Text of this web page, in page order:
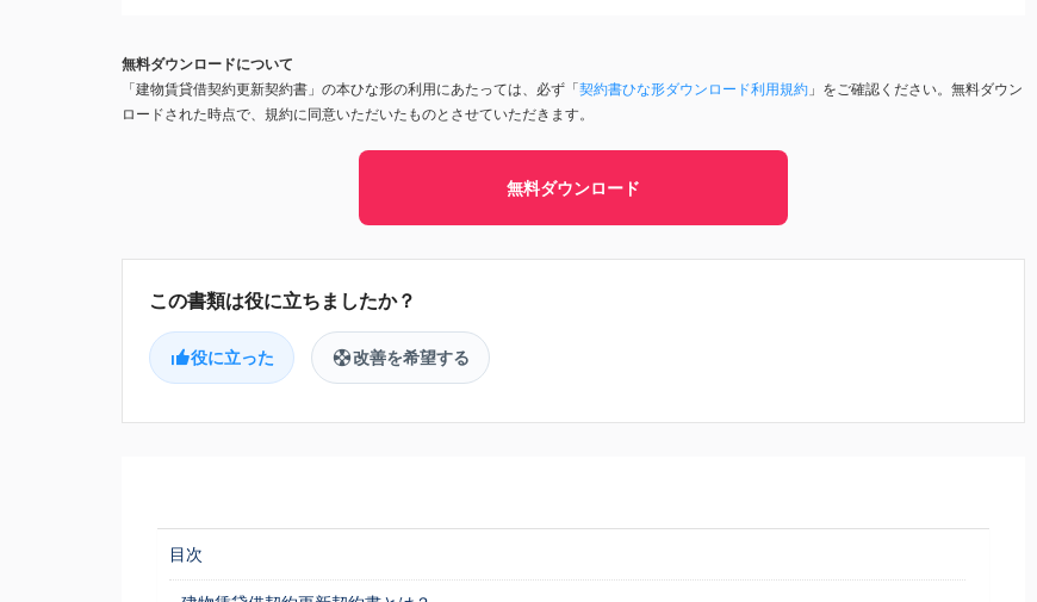
無料ダウンロードについて
「建物賃貸借契約更新契約書」の本ひな形の利用にあたっては、必ず「契約書ひな形ダウンロード利用規約 」をご確認ください。無料ダウン
ロードされた時点で、規約に同意いただいたものとさせていただきます。
無料ダウンロード
役に立った 改善を希望する
目次